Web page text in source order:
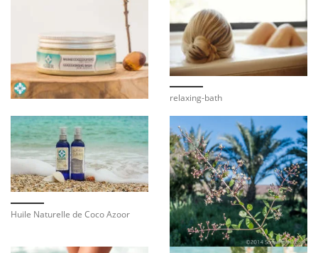
relaxing-bath
Huile Naturelle de Coco Azoor